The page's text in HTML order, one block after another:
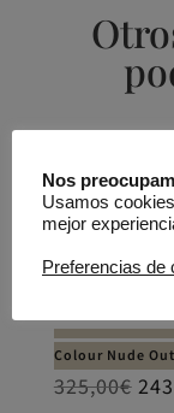
REBAJADO -
Vestido
Colour Nude
325,00€
Nos
Usamos
mejor
Preferencias de